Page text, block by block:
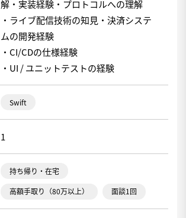
解・実装経験・プロトコルへの理解
・ライブ配信技術の知見・決済システ
ムの開発経験
・CI/CDの仕様経験
・UI / ユニットテストの経験
Swift
1
持ち帰り・在宅
高額手取り（80万以上） 面談1回